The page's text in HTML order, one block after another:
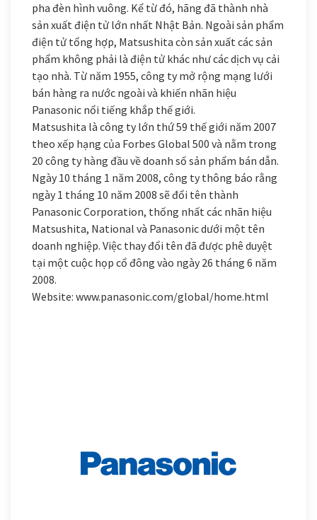
pha đèn hình vuông. Kể từ đó, hãng đã thành nhà
sản xuất điện tử lớn nhất Nhật Bản. Ngoài sản phẩm
điện tử tổng hợp, Matsushita còn sản xuất các sản
phẩm không phải là điện tử khác như các dịch vụ cải
tạo nhà. Từ năm 1955, công ty mở rộng mạng lưới
bán hàng ra nước ngoài và khiến nhãn hiệu
Panasonic nổi tiếng khắp thế giới.
Matsushita là công ty lớn thứ 59 thế giới năm 2007
theo xếp hạng của Forbes Global 500 và nằm trong
20 công ty hàng đầu về doanh số sản phẩm bán dẫn.
Ngày 10 tháng 1 năm 2008, công ty thông báo rằng
ngày 1 tháng 10 năm 2008 sẽ đổi tên thành
Panasonic Corporation, thống nhất các nhãn hiệu
Matsushita, National và Panasonic dưới một tên
doanh nghiệp. Việc thay đổi tên đã được phê duyệt
tại một cuộc họp cổ đông vào ngày 26 tháng 6 năm
2008.
Website: www.panasonic.com/global/home.html